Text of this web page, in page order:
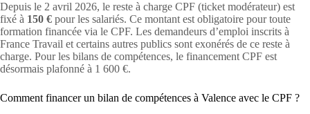
Depuis le 2 avril 2026, le reste à charge CPF (ticket modérateur) est
fixé à 150 € pour les salariés. Ce montant est obligatoire pour toute
formation financée via le CPF. Les demandeurs d’emploi inscrits à
France Travail et certains autres publics sont exonérés de ce reste à
charge. Pour les bilans de compétences, le financement CPF est
désormais plafonné à 1 600 €.
Comment financer un bilan de compétences à Valence avec le CPF ?